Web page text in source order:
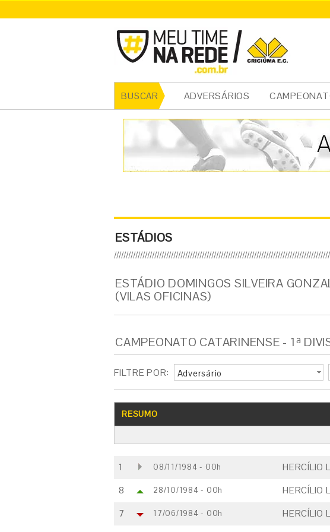
BUSCAR ADVERSÁRIOS
ESTÁDIOS
ESTÁDIO DOMINGOS SILVEIRA
(VILAS OFICINAS)
CAMPEONATO CATARINENSE - 1ª
FILTRE POR: Adversário
RESUMO
1 08/11/1984 - 00h HERCÍLIO
8 28/10/1984 - 00h HERCÍLIO
7 17/06/1984 - 00h HERCÍLIO